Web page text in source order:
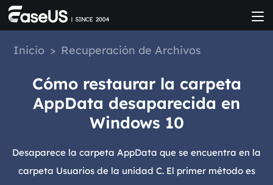
Inicio > Recuperación de Archivos
Cómo restaurar la carpeta
AppData desaparecida en
Windows 10
Desaparece la carpeta AppData que se encuentra en la
carpeta Usuarios de la unidad C. El primer método es